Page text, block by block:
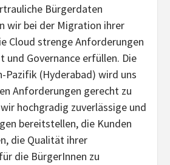
Bürgerdaten
wir bei der Migration ihrer
Cloud strenge Anforderungen
und Governance erfüllen. Die
Pazifik (Hyderabad) wird uns
Anforderungen gerecht zu
hochgradig zuverlässige und
bereitstellen, die Kunden
die Qualität ihrer
die BürgerInnen zu